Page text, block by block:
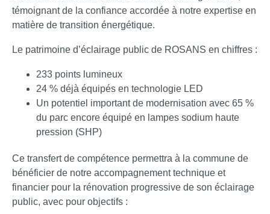
témoignant de la confiance accordée à notre expertise en
matière de transition énergétique.
Le patrimoine d’éclairage public de ROSANS en chiffres :
233 points lumineux
24 % déjà équipés en technologie LED
Un potentiel important de modernisation avec 65 %
du parc encore équipé en lampes sodium haute
pression (SHP)
Ce transfert de compétence permettra à la commune de
bénéficier de notre accompagnement technique et
financier pour la rénovation progressive de son éclairage
public, avec pour objectifs :